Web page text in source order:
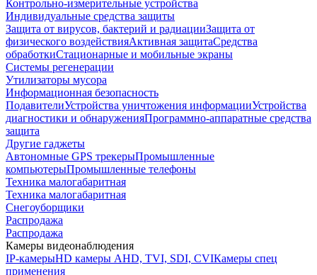
Контрольно-измерительные устройства
Индивидуальные средства защиты
Защита от вирусов, бактерий и радиацииЗащита от
физического воздействияАктивная защитаСредства
обработкиСтационарные и мобильные экраны
Системы регенерации
Утилизаторы мусора
Информационная безопасность
ПодавителиУстройства уничтожения информацииУстройства
диагностики и обнаруженияПрограммно-аппаратные средства
защита
Другие гаджеты
Автономные GPS трекерыПромышленные
компьютерыПромышленные телефоны
Техника малогабаритная
Техника малогабаритная
Снегоуборщики
Распродажа
Распродажа
Камеры видеонаблюдения
IP-камерыHD камеры AHD, TVI, SDI, CVIКамеры спец
применения